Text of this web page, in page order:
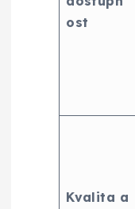
ost
Kvalita a